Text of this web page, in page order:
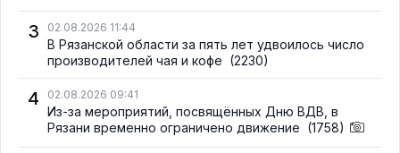
3 02.08.2026 11:44
В Рязанской области за пять лет удвоилось число
производителей чая и кофе (2230)
4 02.08.2026 09:41
Из-за мероприятий, посвящённых Дню ВДВ, в
Рязани временно ограничено движение (1758)